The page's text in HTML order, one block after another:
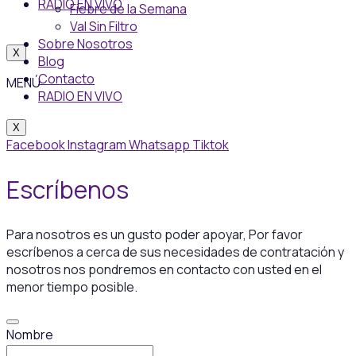
RADIO EN VIVO
X
MENÚ
Fiebre de la Semana
Val Sin Filtro
Sobre Nosotros
Blog
Contacto
RADIO EN VIVO
X
FacebookInstagramWhatsapp Tiktok
Escríbenos
Para nosotros es un gusto poder apoyar, Por favor
escríbenosa cerca de sus necesidades de contratación y
nosotros nos pondremos en contacto con usted en el
menor tiempo posible.
Nombre